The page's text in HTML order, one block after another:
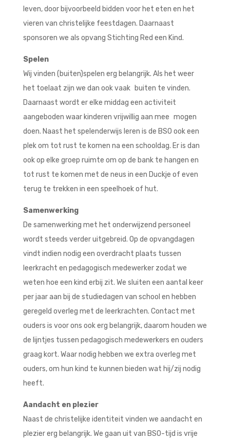
leven, door bijvoorbeeld bidden voor het eten en het
vieren van christelijke feestdagen. Daarnaast
sponsoren we als opvang Stichting Red een Kind.
Spelen
Wij vinden (buiten)spelen erg belangrijk. Als het weer
het toelaat zijn we dan ook vaak buiten te vinden.
Daarnaast wordt er elke middag een activiteit
aangeboden waar kinderen vrijwillig aan mee mogen
doen. Naast het spelenderwijs leren is de BSO ook een
plek om tot rust te komen na een schooldag. Er is dan
ook op elke groep ruimte om op de bank te hangen en
tot rust te komen met de neus in een Duckje of even
terug te trekken in een speelhoek of hut.
Samenwerking
De samenwerking met het onderwijzend personeel
wordt steeds verder uitgebreid. Op de opvangdagen
vindt indien nodig een overdracht plaats tussen
leerkracht en pedagogisch medewerker zodat we
weten hoe een kind erbij zit. We sluiten een aantal keer
per jaar aan bij de studiedagen van school en hebben
geregeld overleg met de leerkrachten. Contact met
ouders is voor ons ook erg belangrijk, daarom houden we
de lijntjes tussen pedagogisch medewerkers en ouders
graag kort. Waar nodig hebben we extra overleg met
ouders, om hun kind te kunnen bieden wat hij/zij nodig
heeft.
Aandacht en plezier
Naast de christelijke identiteit vinden we aandacht en
plezier erg belangrijk. We gaan uit van BSO-tijd is vrije